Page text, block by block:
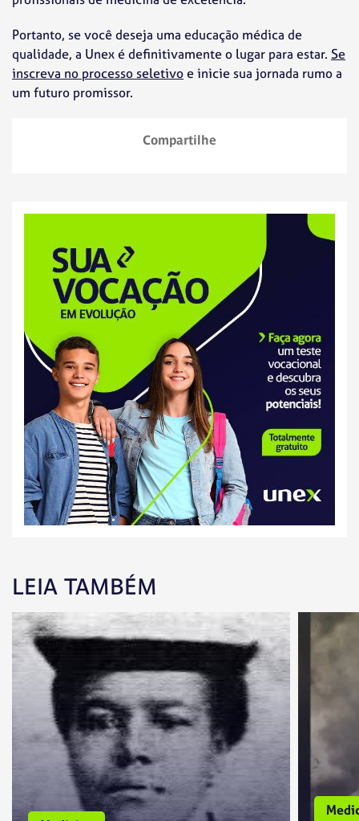
Portanto, se você deseja uma educação médica de
qualidade, a Unex é definitivamente o lugar para estar. Se
inscreva no processo seletivoe inicie sua jornada rumo a
um futuro promissor.
Compartilhe
LEIA TAMBÉM